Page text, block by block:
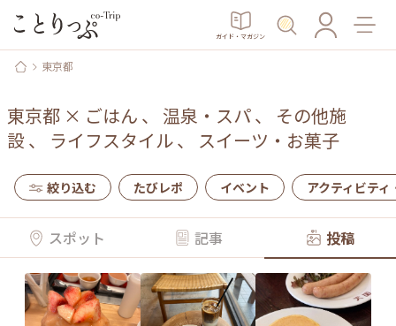
ガイド・マガジン
東京都
東京都 × ごはん 、 温泉・スパ、 その他施
設、 ライフスタイル、 スイーツ・お菓子
絞り込む たびレポ イベント アクティビティ
スポット 記事 投稿